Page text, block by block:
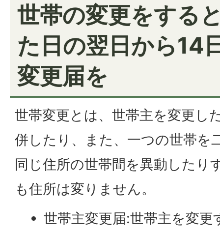
世帯の変更をする
た日の翌日から14
変更届を
世帯変更とは、世帯主を変更し
併したり、また、一つの世帯を
同じ住所の世帯間を異動したり
も住所は変りません。
世帯主変更届:世帯主を変更